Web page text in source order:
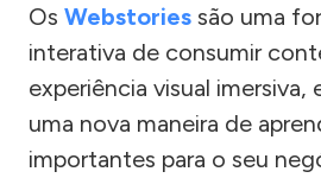
Os Webstories são uma
interativa de consumir
experiência visual imersiva,
uma nova maneira de
importantes para o seu